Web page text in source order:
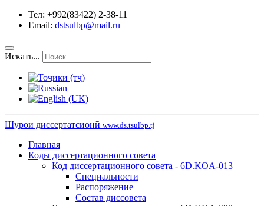
Тел: +992(83422) 2-38-11
Email: dstsulbp@mail.ru
Искать...
Шурои диссертатсионӣ www.ds.tsulbp.tj
Главная
Коды диссертационного совета
Код диссертационного совета - 6D.KOA-013
Специальности
Распоряжение
Состав диссовета